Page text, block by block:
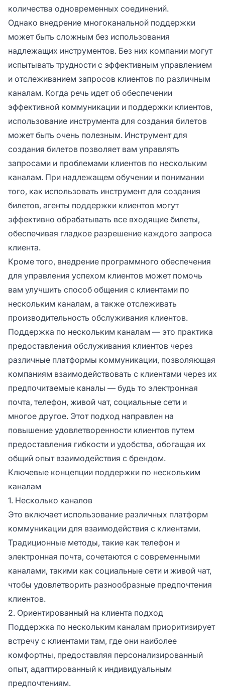
количества одновременных соединений.
Однако внедрение многоканальной поддержки
может быть сложным без использования
надлежащих инструментов. Без них компании могут
испытывать трудности с эффективным управлением
и отслеживанием запросов клиентов по различным
каналам. Когда речь идет об обеспечении
эффективной коммуникации и поддержки клиентов,
использование инструмента для создания билетов
может быть очень полезным. Инструмент для
создания билетов позволяет вам управлять
запросами и проблемами клиентов по нескольким
каналам. При надлежащем обучении и понимании
того, как использовать инструмент для создания
билетов, агенты поддержки клиентов могут
эффективно обрабатывать все входящие билеты,
обеспечивая гладкое разрешение каждого запроса
клиента.
Кроме того, внедрение программного обеспечения
для управления успехом клиентов может помочь
вам улучшить способ общения с клиентами по
нескольким каналам, а также отслеживать
производительность обслуживания клиентов.
Поддержка по нескольким каналам — это практика
предоставления обслуживания клиентов через
различные платформы коммуникации, позволяющая
компаниям взаимодействовать с клиентами через их
предпочитаемые каналы — будь то электронная
почта, телефон, живой чат, социальные сети и
многое другое. Этот подход направлен на
повышение удовлетворенности клиентов путем
предоставления гибкости и удобства, обогащая их
общий опыт взаимодействия с брендом.
Ключевые концепции поддержки по нескольким
каналам
1. Несколько каналов
Это включает использование различных платформ
коммуникации для взаимодействия с клиентами.
Традиционные методы, такие как телефон и
электронная почта, сочетаются с современными
каналами, такими как социальные сети и живой чат,
чтобы удовлетворить разнообразные предпочтения
клиентов.
2. Ориентированный на клиента подход
Поддержка по нескольким каналам приоритизирует
встречу с клиентами там, где они наиболее
комфортны, предоставляя персонализированный
опыт, адаптированный к индивидуальным
предпочтениям.